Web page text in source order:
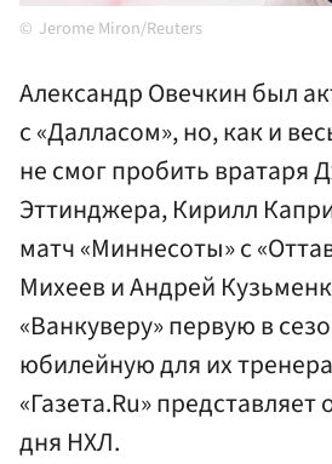
Jerome Miron/Reuters
Александр Овечкин был
с «Далласом», но, как и
не смог пробить вратаря
Эттинджера, Кирилл
матч «Миннесоты» с
Михеев и Андрей
«Ванкуверу» первую в
юбилейную для их
«Газета.Ru» представляет
дня НХЛ.